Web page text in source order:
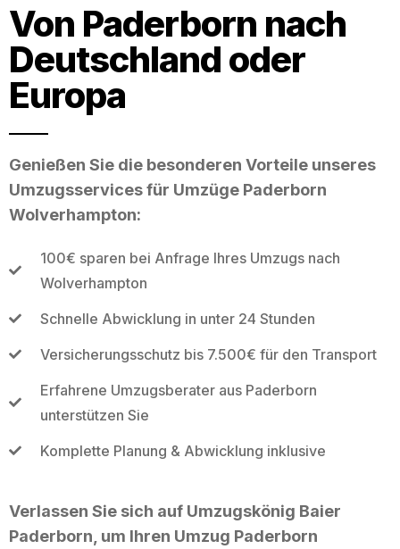
Von Paderborn nach
Deutschland oder
Europa
Genießen Sie die besonderen Vorteile unseres
Umzugsservices für Umzüge Paderborn
Wolverhampton:
100€ sparen bei Anfrage Ihres Umzugs nach
Wolverhampton
Schnelle Abwicklung in unter 24 Stunden
Versicherungsschutz bis 7.500€ für den Transport
Erfahrene Umzugsberater aus Paderborn
unterstützen Sie
Komplette Planung & Abwicklung inklusive
Verlassen Sie sich auf Umzugskönig Baier
Paderborn, um Ihren Umzug Paderborn